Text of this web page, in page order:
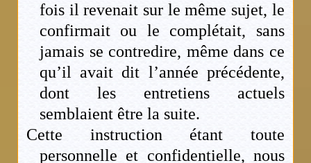
fois il revenait sur le même sujet, le
confirmait ou le complétait, sans
jamais se contredire, même dans ce
qu’il avait dit l’année précédente,
dont les entretiens actuels
semblaient être la suite.
Cette instruction étant toute
personnelle et confidentielle, nous